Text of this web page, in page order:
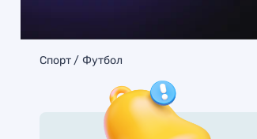
Спорт Футбол